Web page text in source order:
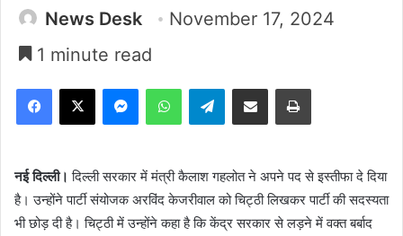
News Desk
November 17, 2024
1 minute read
Facebook
X MessengerWhatsAppTelegramShare via Email Print
नई दिल्ली। दिल्ली सरकार में मंत्री कैलाश गहलोत ने अपने पद से इस्तीफा दे दिया
है। उन्होंने पार्टी संयोजक अरविंद केजरीवाल को चिट्ठी लिखकर पार्टी की सदस्यता
भी छोड़ दी है। चिट्ठी में उन्होंने कहा है कि केंद्र सरकार से लड़ने में वक्त बर्बाद